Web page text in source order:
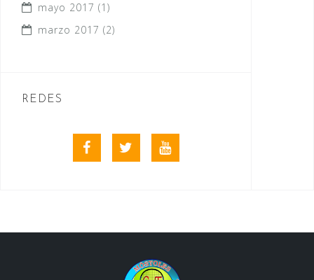
mayo 2017 (1)
marzo 2017 (2)
REDES
Facebook Twitter Youtube